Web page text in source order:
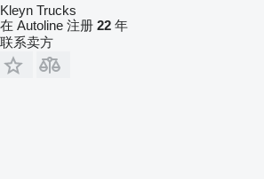
Kleyn Trucks
在 Autoline 注册 22 年
联系卖方